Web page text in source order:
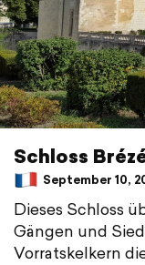
Schloss
September 10,
Dieses Schloss
Gängen und
Vorratskelkern